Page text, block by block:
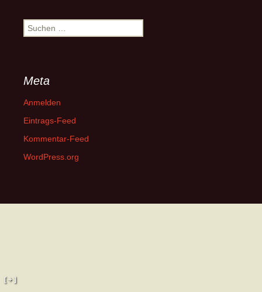
Suchen
nach:
Meta
Anmelden
Eintrags-Feed
Kommentar-Feed
WordPress.org
[ + ]